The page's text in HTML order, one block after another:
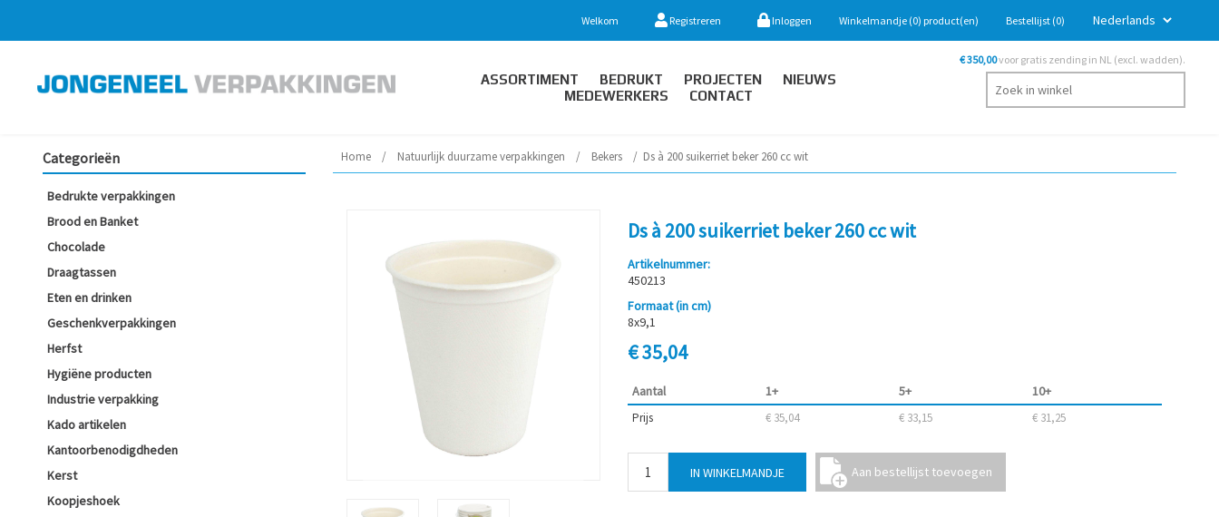
Welkom Registreren Inloggen Winkelmandje (0) product(en) Bestellijst (0)
ASSORTIMENT BEDRUKT PROJECTEN
NIEUWS
MEDEWERKERS
CONTACT
€ 350,00voor gratis zending in NL (excl. wadden).
Categorieën
Bedrukte verpakkingen
Brood en Banket
Chocolade
Draagtassen
Eten en drinken
Geschenkverpakkingen
Herfst
Hygiëne producten
Industrie verpakking
Kado artikelen
Kantoorbenodigdheden
Kerst
Koopjeshoek
Home / Natuurlijk duurzame verpakkingen / Bekers / Ds à 200 suikerriet beker 260 cc wit
Ds à 200 suikerriet beker 260 cc wit
Artikelnummer:
450213
Formaat (in cm)
8x9,1
€ 35,04
Aantal 1+ 5+ 10+
Prijs € 35,04 € 33,15 € 31,25